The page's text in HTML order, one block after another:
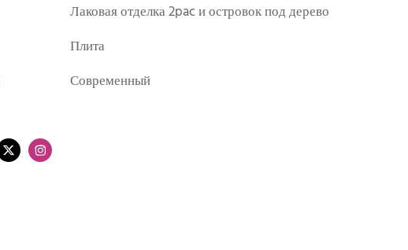
Лаковая отделка 2pac и островок под дерево
Плита
Современный